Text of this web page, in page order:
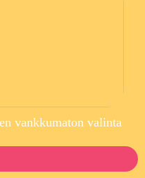
vankkumaton valinta